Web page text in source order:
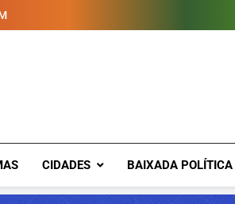
CIDADES BAIXADA POLÍTICA